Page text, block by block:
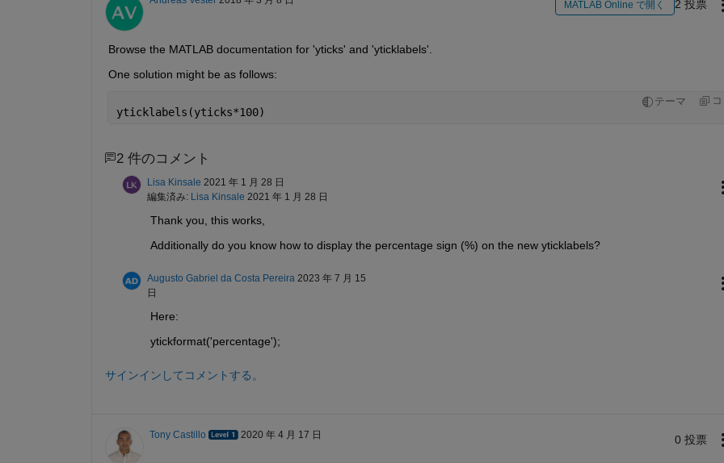
MATLAB Online で開く 2 投票
Browse the MATLAB documentation for 'yticks' and 'yticklabels'.
One solution might be as follows:
テーマ
yticklabels(yticks*100)
2 件のコメント
Lisa Kinsale 2021 年 1 月 28 日
編集済み: Lisa Kinsale 2021 年 1 月 28 日
Thank you, this works,
Additionally do you know how to display the percentage sign (%) on the new yticklabels?
Augusto Gabriel da Costa Pereira 2023 年 7 月 15
日
Here:
ytickformat('percentage');
サインインしてコメントする。
Tony Castillo 2020 年 4 月 17 日 0 投票